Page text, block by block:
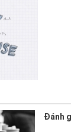
Đánh